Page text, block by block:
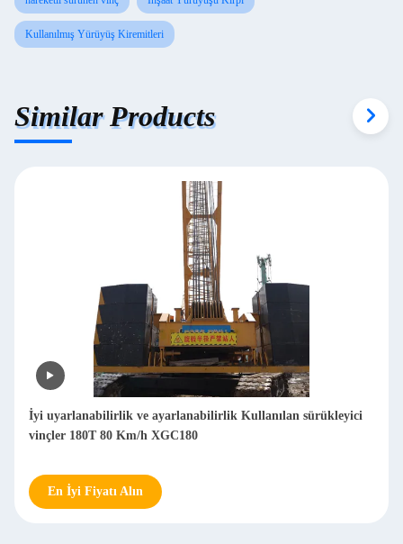
Kullanılmış Yürüyüş Kiremitleri
Similar Products
İyi uyarlanabilirlik ve ayarlanabilirlik Kullanılan sürükleyici
vinçler 180T 80 Km/h XGC180
En İyi Fiyatı Alın